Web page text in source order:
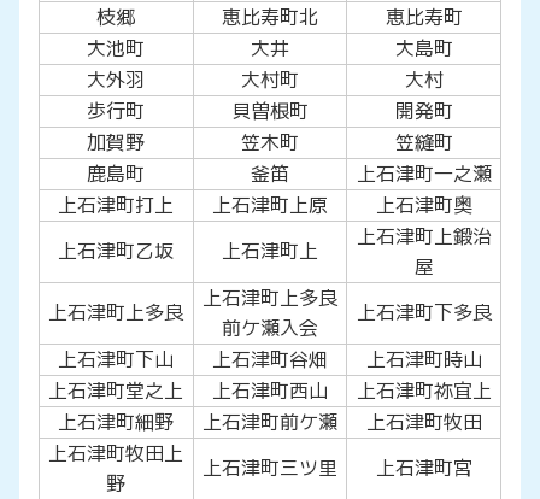
枝郷
恵比寿町北
恵比寿町
大池町
大井
大島町
大外羽
大村町
大村
歩行町
貝曽根町
開発町
加賀野
笠木町
笠縫町
鹿島町
釜笛
上石津町一之瀬
上石津町打上
上石津町上原
上石津町奥
上石津町乙坂
上石津町上
上石津町上鍛治
屋
上石津町上多良
上石津町上多良
前ケ瀬入会
上石津町下多良
上石津町下山
上石津町谷畑
上石津町時山
上石津町堂之上
上石津町西山
上石津町祢宜上
上石津町細野
上石津町前ケ瀬
上石津町牧田
上石津町牧田上
野
上石津町三ツ里
上石津町宮